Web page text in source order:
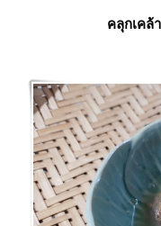
คลุกเคล้